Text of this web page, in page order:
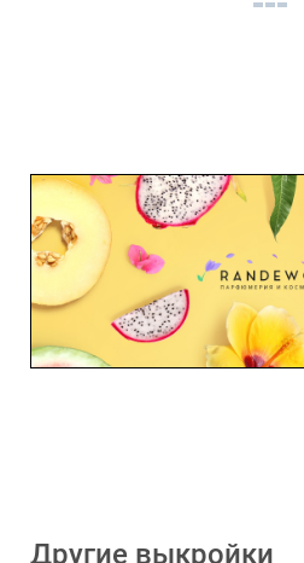
Другие выкройки